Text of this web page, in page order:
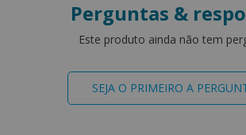
Perguntas &
Este produto ainda não tem
SEJA O PRIMEIRO A